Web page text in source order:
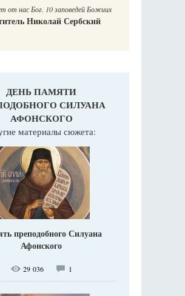
от нас Бог. 10 заповедей Божиих
Николай Сербский
ДЕНЬ ПАМЯТИ
СИЛУАНА
АФОНСКОГО
материалы сюжета:
преподобного Силуана
Афонского
29 036 1